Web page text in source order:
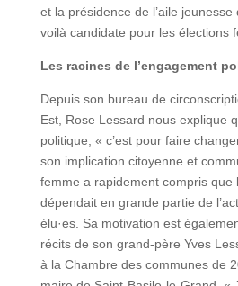
et la présidence de l’aile
voilà candidate pour les élections
Les racines de l’engagement
Depuis son bureau de
Est, Rose Lessard nous explique
politique, « c’est pour faire
son implication citoyenne et
femme a rapidement compris que
dépendait en grande partie de
élu·es. Sa motivation est
récits de son grand-père Yves
à la Chambre des communes de